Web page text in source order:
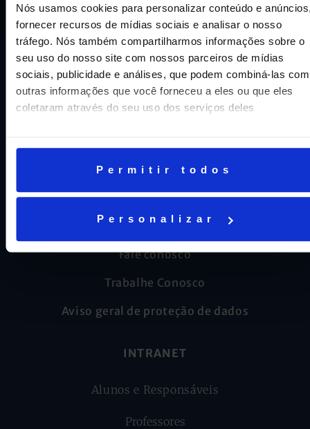
Nós usamos cookies para personalizar conteúdo e
fornecer recursos de mídias sociais e analisar o nosso
tráfego. Nós também compartilharmos informações sobre o
seu uso do nosso site com nossos parceiros de mídias
sociais, publicidade e análises, que podem combiná-las com
outras informações que você forneceu a eles ou que eles
coletaram através do seu uso dos serviços deles
Permitir todos
Personalizar
Cognita Brasil Participacoes LTDA
AJUDA E SUPORTE
Fale conosco
Trabalhe Conosco
Aviso geral de proteção de dados
INTRANET
Alunos e Responsáveis
Professores